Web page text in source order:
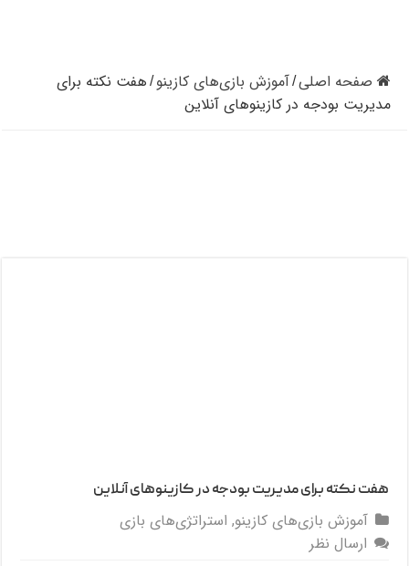
صفحه اصلی/آموزش بازی‌های کازینو / هفت نکته برای
مدیریت بودجه در کازینوهای آنلاین
هفت نکته برای مدیریت بودجه در کازینوهای آنلاین
آموزش بازی‌های کازینو, استراتژی‌های بازی
ارسال نظر